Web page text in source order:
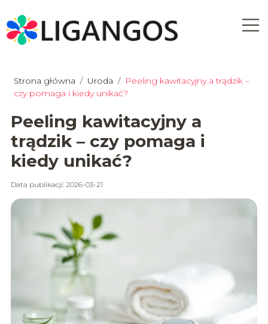
Strona główna / Uroda / Peeling kawitacyjny a trądzik –
czy pomaga i kiedy unikać?
Peeling kawitacyjny a
trądzik – czy pomaga i
kiedy unikać?
Data publikacji: 2026-03-21